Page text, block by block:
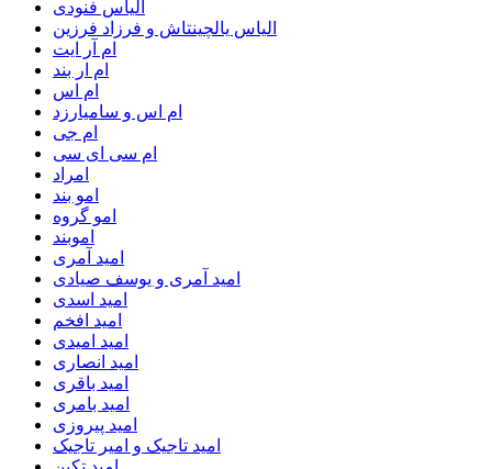
الیاس فنودی
الیاس یالچینتاش و فرزاد فرزین
ام آر ایت
ام‌ ار بند
ام اس
ام اس و سامیارزد
ام جی
ام سی ای سی
امراد
امو بند
امو گروه
اموبند
امید آمری
امید آمری و یوسف صیادی
امید اسدی
امید افخم
امید امیدی
امید انصاری
امید باقری
امید بامری
امید پیروزی
امید تاجیک و امیر تاجیک